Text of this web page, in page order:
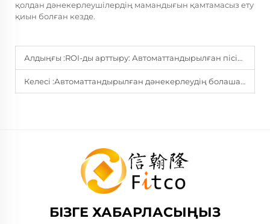
қолдан дәнекерлеушілердің мамандығын қамтамасыз ету
қиын болған кезде.
Алдыңғы :ROI-ды арттыру: Автоматтандырылған пісіруге ауысуға дәлелдемелер
Келесі :Автоматтандырылған дәнекерлеудің болашағы: Жасанды интеллект пен машиналық оқыту интеграциясы
БІЗГЕ ХАБАРЛАСЫҢЫЗ